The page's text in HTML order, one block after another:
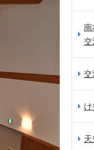
南
交
交